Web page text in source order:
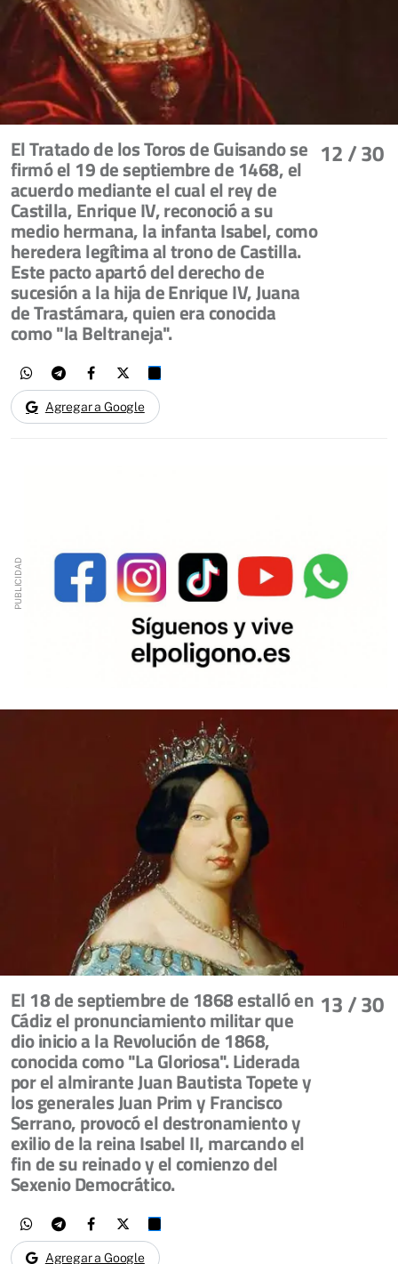
12/ 30
El Tratado de los Toros de Guisando se
firmó el 19 de septiembre de 1468, el
acuerdo mediante el cual el rey de
Castilla, Enrique IV, reconoció a su
medio hermana, la infanta Isabel, como
heredera legítima al trono de Castilla.
Este pacto apartó del derecho de
sucesión a la hija de Enrique IV, Juana
de Trastámara, quien era conocida
como "la Beltraneja".
Agregar a Google
13/ 30
El 18 de septiembre de 1868 estalló en
Cádiz el pronunciamiento militar que
dio inicio a la Revolución de 1868,
conocida como "La Gloriosa". Liderada
por el almirante Juan Bautista Topete y
los generales Juan Prim y Francisco
Serrano, provocó el destronamiento y
exilio de la reina Isabel II, marcando el
fin de su reinado y el comienzo del
Sexenio Democrático.
Agregar a Google